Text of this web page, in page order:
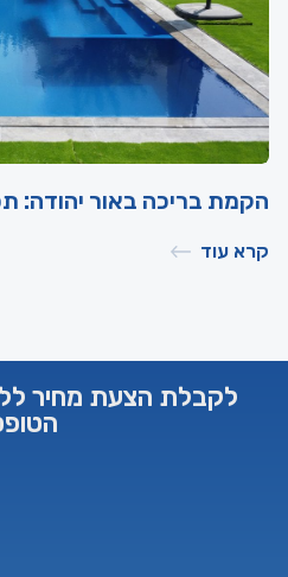
הקמת בריכה באור יהודה:
קרא עוד
לקבלת הצעת מחיר